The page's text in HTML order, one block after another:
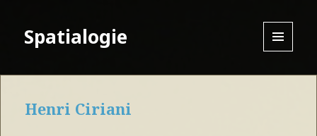
Spatialogie
Henri Ciriani